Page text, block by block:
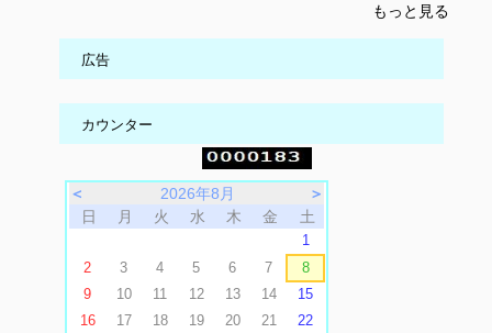
もっと見る
広告
カウンター
＜ 2026年8月
＞
日
月 火 水 木 金 土
1
2
3 4 5 6 7
8
9
10 11 12 13 14
15
16
17 18 19 20 21
22